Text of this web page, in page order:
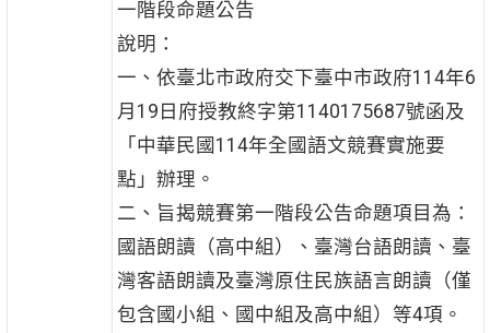
一階段命題公告
說明：
一、依臺北市政府交下臺中市政府114年6
月19日府授教終字第1140175687號函及
「中華民國114年全國語文競賽實施要
點」辦理。
二、旨揭競賽第一階段公告命題項目為：
國語朗讀（高中組）、臺灣台語朗讀、臺
灣客語朗讀及臺灣原住民族語言朗讀（僅
包含國小組、國中組及高中組）等4項。